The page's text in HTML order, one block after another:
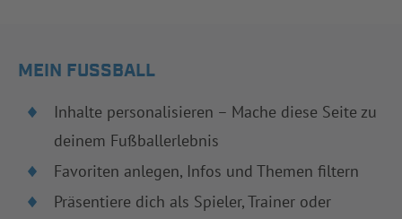
MEIN FUSSBALL
Inhalte personalisieren – Mache diese Seite zu
deinem Fußballerlebnis
Favoriten anlegen, Infos und Themen filtern
Präsentiere dich als Spieler, Trainer oder